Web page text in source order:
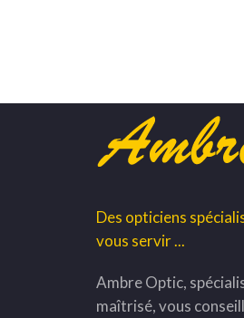
Des opticiens
vous servir ...
Ambre Optic,
maîtrisé, vous